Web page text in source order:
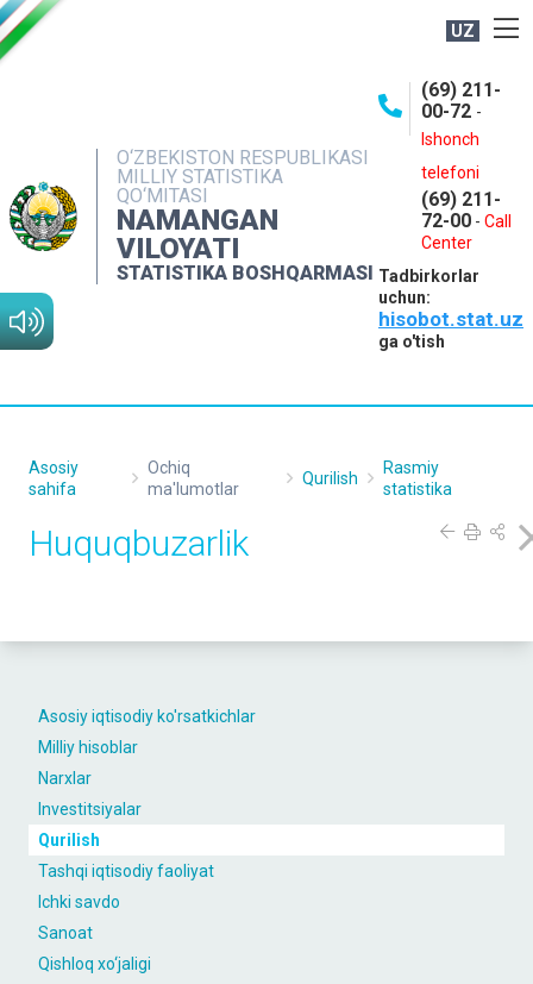
UZ
O‘ZBEKISTON RESPUBLIKASI
MILLIY STATISTIKA
QO‘MITASI
NAMANGAN
VILOYATI
STATISTIKA BOSHQARMASI
(69) 211-
00-72 -
Ishonch
telefoni
(69) 211-
72-00 - Call
Center
Tadbirkorlar
uchun:
hisobot.stat.uz
ga o'tish
NASHRLAR
INTERAKTIV XIZMATLAR
MATBUOT XIZMATI
MUROJAATLAR
Asosiy iqtisodiy ko'rsatkichlar
Milliy hisoblar
Narxlar
Investitsiyalar
Qurilish
Tashqi iqtisodiy faoliyat
Ichki savdo
Sanoat
Qishloq xo‘jaligi
Asosiy
sahifa
Ochiq
ma'lumotlar
Qurilish
Rasmiy
statistika
Huquqbuzarlik